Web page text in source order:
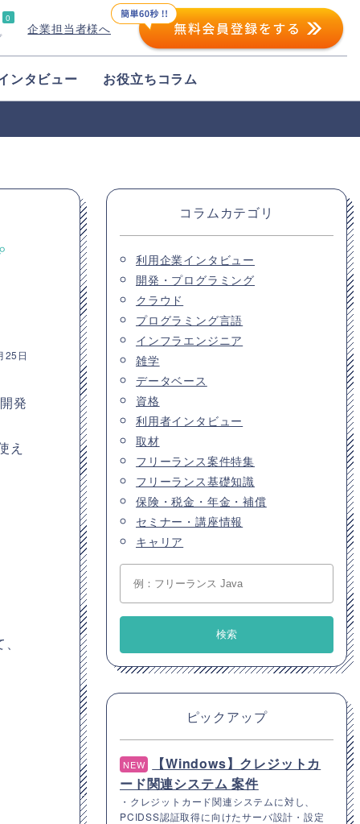
0
企業担当者様へ
ンタビュー お役立ちコラム
25日
発
え
コラムカテゴリ
利用企業インタビュー
開発・プログラミング
クラウド
プログラミング言語
インフラエンジニア
雑学
データベース
資格
利用者インタビュー
取材
フリーランス案件特集
フリーランス基礎知識
保険・税金・年金・補償
セミナー・講座情報
キャリア
ピックアップ
NEW
【Windows】クレジットカ
ード関連システム 案件
・クレジットカード関連システムに対し、
PCIDSS認証取得に向けたサーバ設計・設定